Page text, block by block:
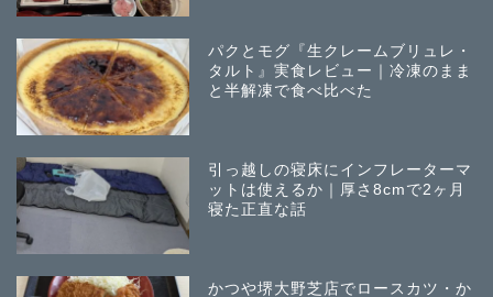
パクとモグ『生クレームブリュレ・
タルト』実食レビュー｜冷凍のまま
と半解凍で食べ比べた
引っ越しの寝床にインフレーターマ
ットは使えるか｜厚さ8cmで2ヶ月
寝た正直な話
かつや堺大野芝店でロースカツ・か